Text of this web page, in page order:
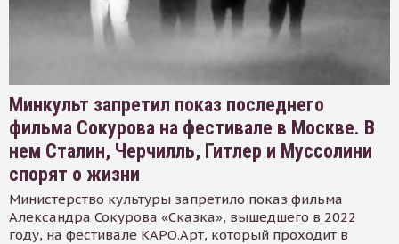
Минкульт запретил показ последнего
фильма Сокурова на фестивале в Москве. В
нем Сталин, Черчилль, Гитлер и Муссолини
спорят о жизни
Министерство культуры запретило показ фильма
Александра Сокурова «Сказка», вышедшего в 2022
году, на фестивале КАРО.Арт, который проходит в